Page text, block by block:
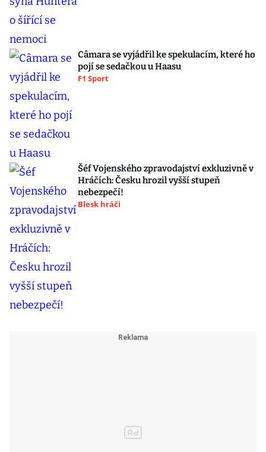
Câmara se vyjádřil ke spekulacím, které ho
pojí se sedačkou u Haasu
F1 Sport
Šéf Vojenského zpravodajství exkluzivně v
Hráčích: Česku hrozil vyšší stupeň
nebezpečí!
Blesk hráči